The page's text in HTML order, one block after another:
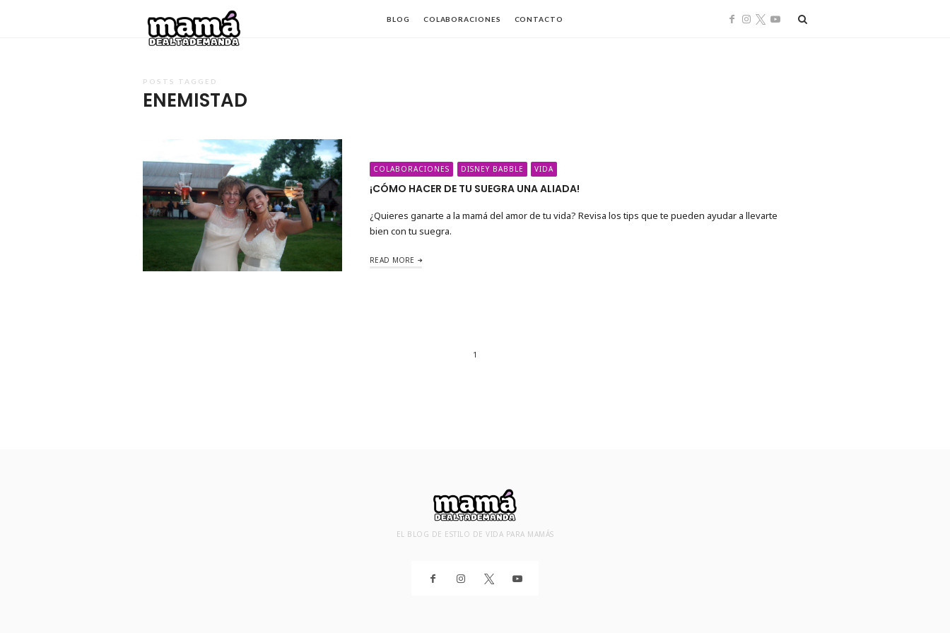
Demanda
BLOG COLABORACIONES CONTACTO
POSTS TAGGED
ENEMISTAD
COLABORACIONES DISNEY BABBLE VIDA
¡CÓMO HACER DE TU SUEGRA UNA ALIADA!
¿Quieres ganarte a la mamá del amor de tu vida? Revisa los tips que te pueden ayudar a llevarte
bien con tu suegra.
READ MORE
1
EL BLOG DE ESTILO DE VIDA PARA MAMÁS